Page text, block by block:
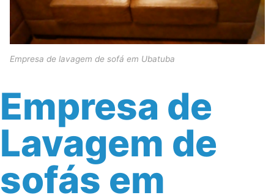
Empresa de lavagem de sofá em Ubatuba
Empresa de
Lavagem de
sofás em